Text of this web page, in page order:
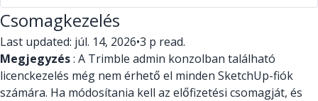
Csomagkezelés
Last updated: júl. 14, 2026•3 p read.
Megjegyzés: A Trimble admin konzolban található
licenckezelés még nem érhető el minden SketchUp-fiók
számára. Ha módosítania kell az előfizetési csomagját, és